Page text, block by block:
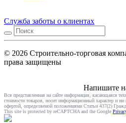
Служба заботы о клиентах
© 2026 Строительно-торговая
права защищены
Напишите
Вся представленная на сайте информация, касающаяся
стоимости товаров, носит информационный характер и
офертой, определяемой положениями Статьи 437(2)
This site is protected by reCAPTCHA and the Google